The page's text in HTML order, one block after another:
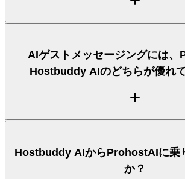
組み合わせるのではなく、PMSの上
かしています。
すいリスティング単位の料金体系を
料プランから始められます。
ティアやアドオンによって異なるた
両社のサイトでご確認ください。上
れの料金へのアプローチを記載して
AIゲストメッセージングには、
Hostbuddy AIのどちらが優れ
時間365日のAutopilot返信、確信度
ぎ、各物件を学習するAI Memoryを
Hostbuddy AIからProhostAIに乗
か？